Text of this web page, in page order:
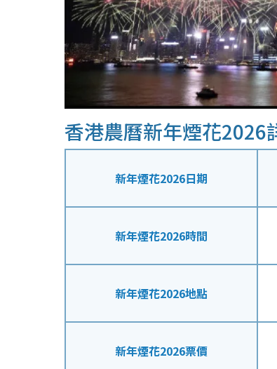
香港農曆新年煙花2026
新年煙花2026日期
新年煙花2026時間
新年煙花2026地點
新年煙花2026票價